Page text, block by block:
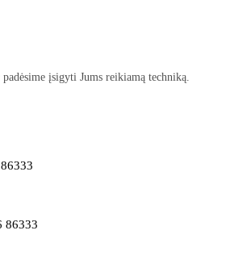
įsigyti Jums reikiamą techniką.
86333